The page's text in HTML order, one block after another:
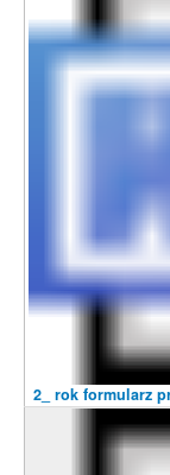
2_ rok formularz